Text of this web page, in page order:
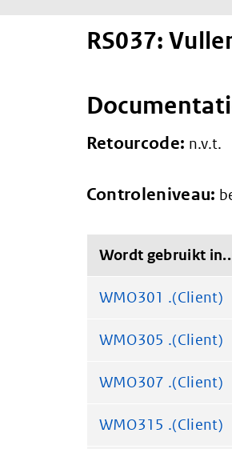
RS037:
Retourcode: n.v.t.
Controleniveau:
Wordt gebruikt
WMO301 .(Client)
WMO305 .(Client)
WMO307 .(Client)
WMO315 .(Client)